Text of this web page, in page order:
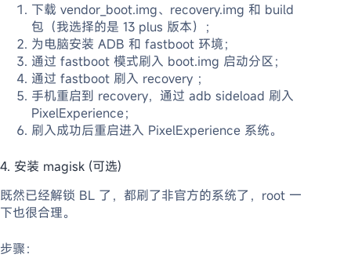
下载 vendor_boot.img、recovery.img 和 build
包（我选择的是 13 plus 版本）；
为电脑安装 ADB 和 fastboot 环境；
通过 fastboot 模式刷入 boot.img 启动分区；
通过 fastboot 刷入 recovery ；
手机重启到 recovery，通过 adb sideload 刷入
PixelExperience；
刷入成功后重启进入 PixelExperience 系统。
4. 安装 magisk (可选)
既然已经解锁 BL 了，都刷了非官方的系统了，root 一
下也很合理。
步骤：